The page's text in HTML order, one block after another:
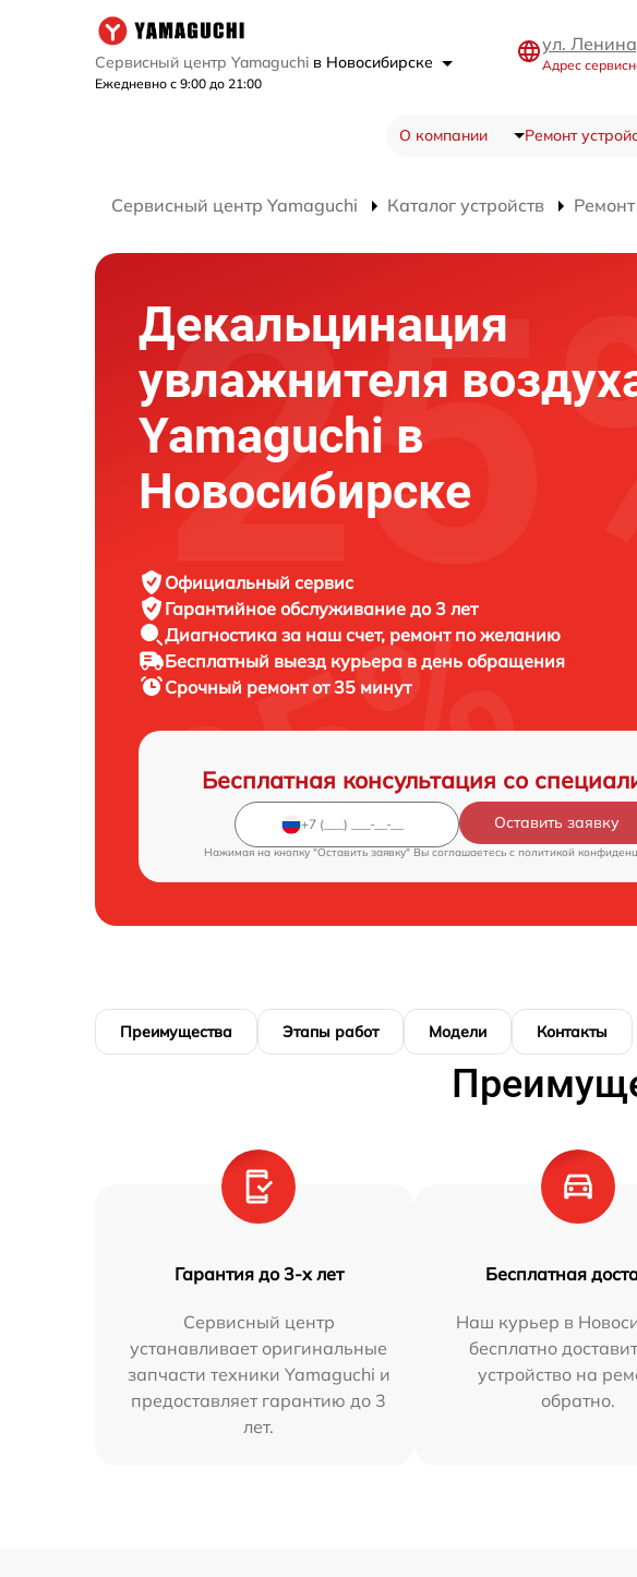
Сервисный центр Yamaguchi в Новосибирске
Ежедневно с 9:00 до 21:00
ул.
Адрес
О компании Ремонт
Сервисный центр Yamaguchi Каталог устройств
Декальцинация
увлажнителя
Yamaguchi в
Новосибирске
Официальный сервис
Гарантийное обслуживание до 3 лет
Диагностика за наш счет, ремонт по желанию
Бесплатный выезд курьера в день обращения
Срочный ремонтот 35 минут
Бесплатная консультация со
Оставить заявку
Нажимая на кнопку "Оставить заявку" Вы соглашаетесь c политикой
Преимущества Этапы работ Модели Контакты
Гарантия до 3-х лет
Сервисный центр
устанавливает оригинальные
запчасти техники Yamaguchi и
предоставляет гарантию до 3
лет.
Бесплатная
Наш курьер в
бесплатно
устройство на
обратно.